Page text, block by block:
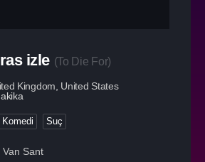
izle (To Die For)
Kingdom United States
Komedi Suç
Van Sant